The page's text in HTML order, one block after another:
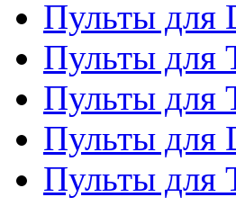
Пульты для
Пульты для
Пульты для
Пульты для
Пульты для